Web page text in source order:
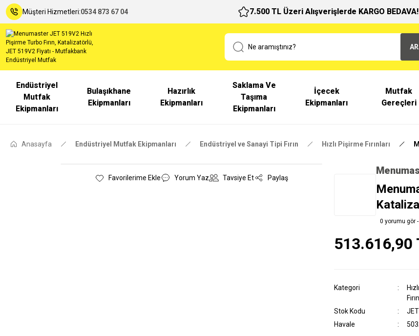
Müşteri Hizmetleri:0534 873 67 04 7.500 TL Üzeri Alışverişlerde KARGO BEDAVA!
Endüstriyel
Mutfak
Ekipmanları
Bulaşıkhane
Ekipmanları
Hazırlık
Ekipmanları
Saklama Ve
Taşıma
Ekipmanları
İçecek
Ekipmanları
Mutfak
Gereçleri
Anasayfa Endüstriyel Mutfak Ekipmanları Endüstriyel ve Sanayi Tipi Fırın Hızlı Pişirme Fırınları
Yorum Yaz Tavsiye Et Paylaş
0 yorumu gör
513.616,90
Kategori
Fırın
Stok Kodu
Havale